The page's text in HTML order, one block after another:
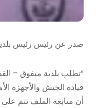
صدر عن رئيس رئيس
“تطلب بلدية ميفوق –
قيادة الجيش والأجهزة
أن متابعة الملف تتم